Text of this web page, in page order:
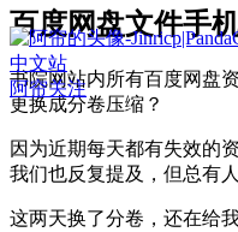
百度网盘文件手
书院网站内所有百度网盘
更换成分卷压缩？
因为近期每天都有失效的
我们也反复提及，但总有
这两天换了分卷，还在给
阿帘关注